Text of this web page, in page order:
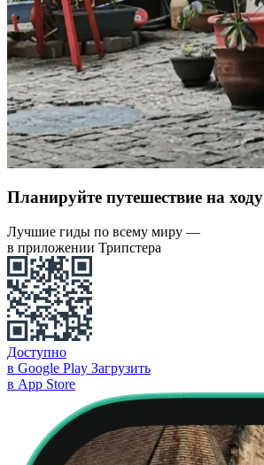
Планируйте путешествие на ходу
Лучшие гиды по всему миру —
в приложении Трипстера
Доступно
в Google Play Загрузить
в App Store